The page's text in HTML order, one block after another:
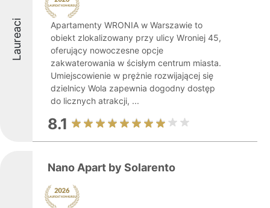
Laureaci
Apartamenty WRONIA w Warszawie to
obiekt zlokalizowany przy ulicy Wroniej 45,
oferujący nowoczesne opcje
zakwaterowania w ścisłym centrum miasta.
Umiejscowienie w prężnie rozwijającej się
dzielnicy Wola zapewnia dogodny dostęp
do licznych atrakcji, ...
8.1
Nano Apart by Solarento